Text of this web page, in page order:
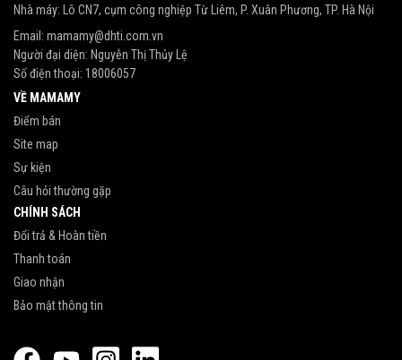
Nhà máy: Lô CN7, cụm công nghiệp Từ Liêm, P. Xuân Phương, TP. Hà Nội
Email: mamamy@dhti.com.vn
Người đại diện: Nguyễn Thị Thủy Lệ
Số điện thoại: 18006057
VỀ MAMAMY
Điểm bán
Site map
Sự kiện
Câu hỏi thường gặp
CHÍNH SÁCH
Đổi trả & Hoàn tiền
Thanh toán
Giao nhận
Bảo mật thông tin